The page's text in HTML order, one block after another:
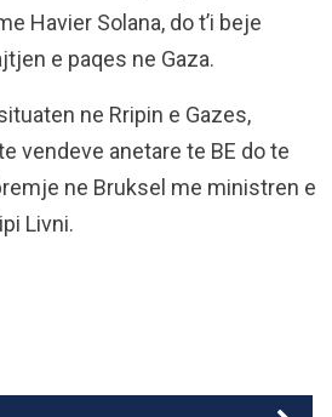
Havier Solana, do t’i beje
e paqes ne Gaza.
ne Rripin e Gazes,
vendeve anetare te BE do te
ne Bruksel me ministren e
Livni.